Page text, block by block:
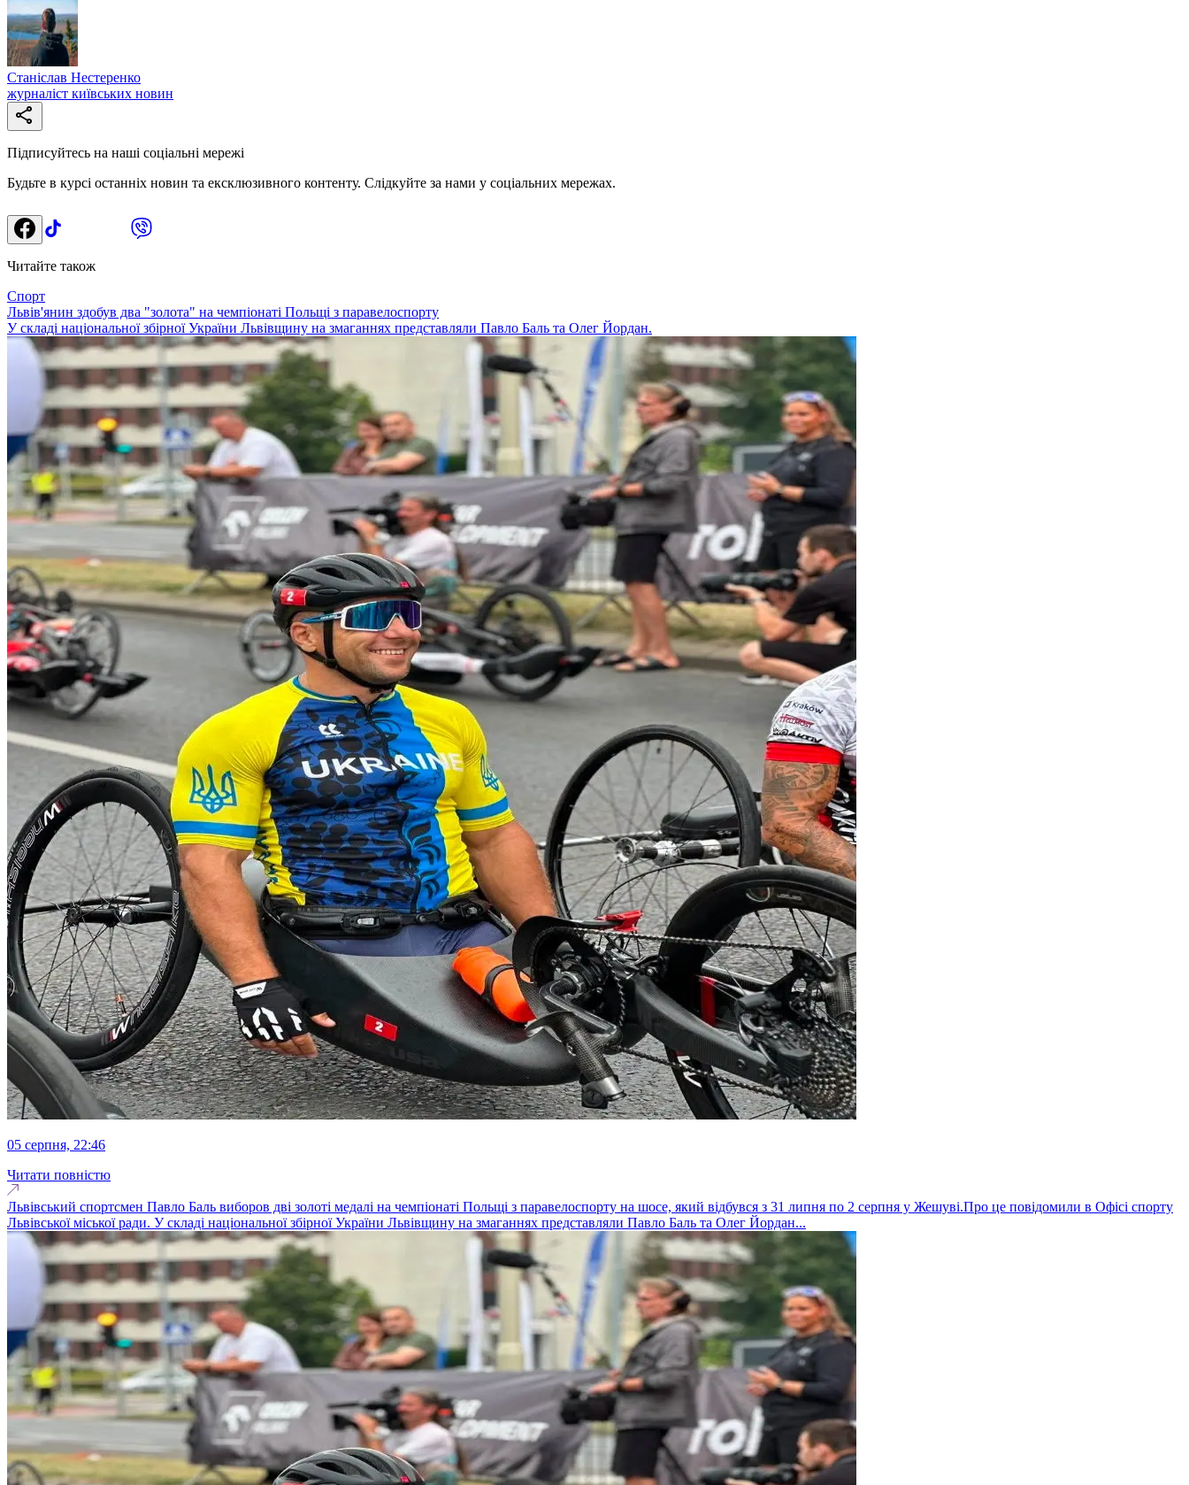
Станіслав Нестеренко
журналіст київських новин
Підписуйтесь на наші соціальні мережі
Будьте в курсі останніх новин та ексклюзивного контенту. Слідкуйте за нами у соціальних мережах.
Читайте також
Спорт
Львів'янин здобув два "золота" на чемпіонаті Польщі з паравелоспорту
У складі національної збірної України Львівщину на змаганнях представляли Павло Баль та Олег Йордан.
05 серпня, 22:46
Читати повністю
Львівський спортсмен Павло Баль виборов дві золоті медалі на чемпіонаті Польщі з паравелоспорту на шосе, який відбувся з 31 липня по 2 серпня у Жешуві.Про це повідомили в Офісі спорту
Львівської міської ради. У складі національної збірної України Львівщину на змаганнях представляли Павло Баль та Олег Йордан...